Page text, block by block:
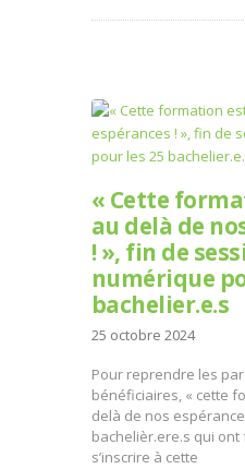
« Cette
au delà de
! », fin de
numérique
bachelier.e.s
25 octobre 2024
Pour reprendre les
bénéficiaires, « cette
delà de nos
bachelièr.ere.s qui
s’inscrire à cette